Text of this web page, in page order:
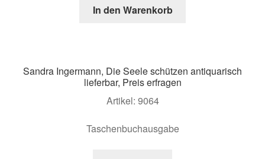
In den Warenkorb
Sandra Ingermann, Die Seele schützen antiquarisch
lieferbar, Preis erfragen
Artikel: 9064
Taschenbuchausgabe